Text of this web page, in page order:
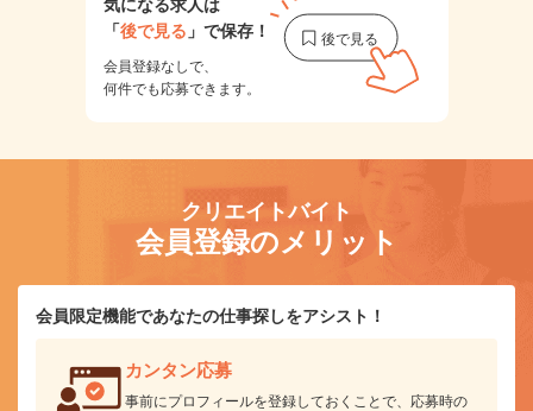
気になる求人は
「後で見る 」で保存！
会員登録なしで、
何件でも応募できます。
クリエイトバイト
会員登録のメリット
会員限定機能であなたの仕事探しをアシスト！
カンタン応募
事前にプロフィールを登録しておくことで、応募時の